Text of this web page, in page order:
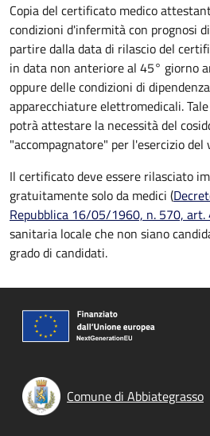
Copia del certificato medico
condizioni d'infermità con prognosi
partire dalla data di rilascio del
in data non anteriore al 45° giorno
oppure delle condizioni di
apparecchiature elettromedicali.
potrà attestare la necessità del
"accompagnatore" per l'esercizio del
Il certificato deve essere rilasciato
gratuitamente solo da medici (
Repubblica 16/05/1960, n. 570, art.
sanitaria locale che non siano
grado di candidati.
Comune di Abbiategrasso